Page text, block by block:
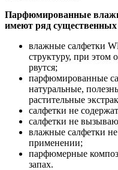
Парфюмированные
имеют ряд
влажные салфетки
структуру, при этом
рвутся;
парфюмированные
натуральные,
растительные
салфетки не
салфетки не
влажные салфетки
применении;
парфюмерные
запах.